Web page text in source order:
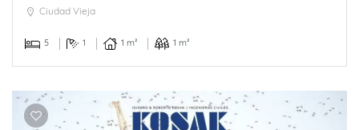
Ciudad Vieja
5 1 1 m² 1 m²